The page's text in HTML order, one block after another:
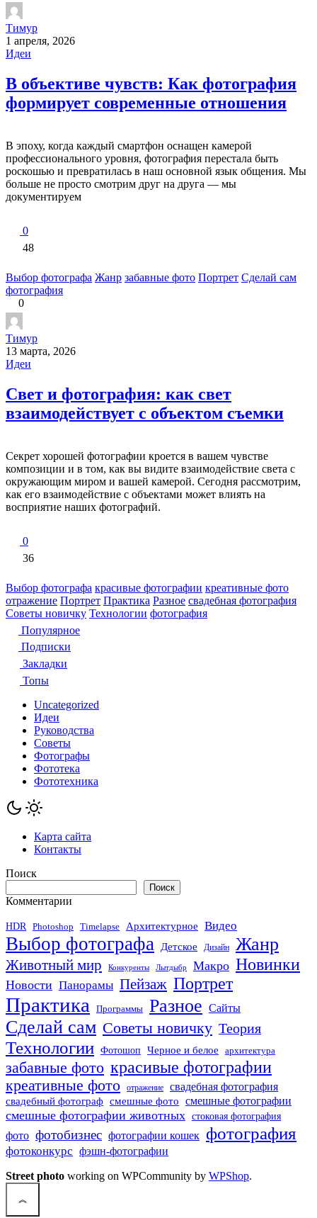
Тимур
1 апреля, 2026
Идеи
В объективе чувств: Как фотография
формирует современные отношения
В эпоху, когда каждый смартфон оснащен камерой
профессионального уровня, фотография перестала быть
роскошью и превратилась в наш основной язык общения. Мы
больше не просто смотрим друг на друга — мы
документируем
0
48
Выбор фотографа Жанр забавные фото Портрет Сделай сам
фотография
0
Тимур
13 марта, 2026
Идеи
Свет и фотография: как свет
взаимодействует с объектом съемки
Секрет хорошей фотографии кроется в вашем чувстве
композиции и в том, как вы видите взаимодействие света с
окружающим миром и вашей камерой. Сегодня рассмотрим,
как его взаимодействие с объектами может влиять на
восприятие наших фотографий.
0
36
Выбор фотографа красивые фотографии креативные фото
отражение Портрет Практика Разное свадебная фотография
Советы новичку Технологии фотография
Популярное
Подписки
Закладки
Топы
Uncategorized
Идеи
Руководства
Советы
Фотографы
Фототека
Фототехника
Карта сайта
Контакты
Поиск
Поиск
Комментарии
HDR Photoshop Timelapse Архитектурное Видео
Выбор фотографа Детское Дизайн Жанр
Животный мир Конкуренты Лытдыбр Макро Новинки
Новости Панорамы Пейзаж Портрет
Практика Программы Разное Сайты
Сделай сам Советы новичку Теория
Технологии Фотошоп Черное и белое архитектура
забавные фото красивые фотографии
креативные фото отражение свадебная фотография
свадебный фотограф смешные фото смешные фотографии
смешные фотографии животных стоковая фотография
фото фотобизнес фотографии кошек фотография
фотоконкурс фэшн-фотографии
Street photo working on WPCommunity by WPShop.